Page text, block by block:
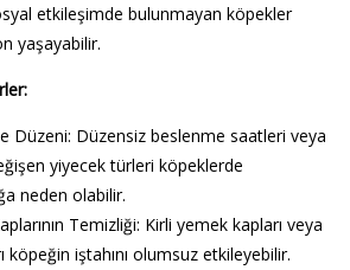
etkileşimde bulunmayan köpekler
yaşayabilir.
:
Düzeni: Düzensiz beslenme saatleri veya
yiyecek türleri köpeklerde
neden olabilir.
Temizliği: Kirli yemek kapları veya
köpeğin iştahını olumsuz etkileyebilir.